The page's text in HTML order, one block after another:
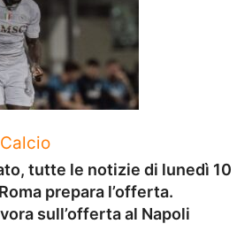
Categorie
Calcio
tutte le notizie di lunedì 10
prepara l’offerta.
sull’offerta al Napoli